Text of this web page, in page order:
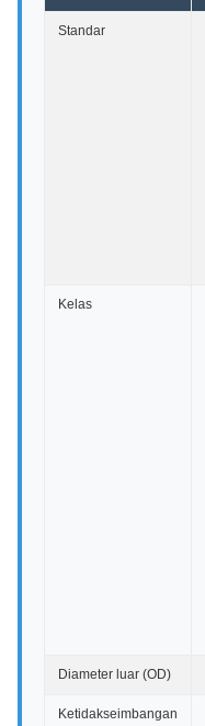
Standar
Kelas
Diameter luar (OD)
Ketidakseimbangan